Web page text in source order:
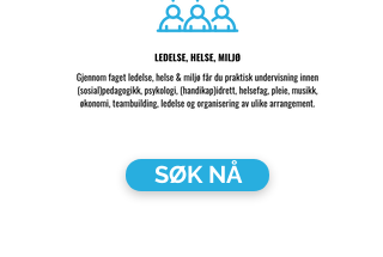
SØK NÅ